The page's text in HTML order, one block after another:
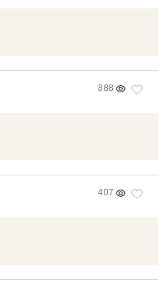
888
407